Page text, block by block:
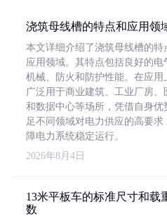
浇筑母线槽的特点和应用领
本文详细介绍了浇筑母线槽的特
应用领域。其特点包括良好的电
机械、防火和防护性能。在应用
广泛用于商业建筑、工业厂房、
和数据中心等场所，凭借自身优
足不同领域对电力供应的高要求
障电力系统稳定运行。
2026年8月4日
13米平板车的标准尺寸和载
数